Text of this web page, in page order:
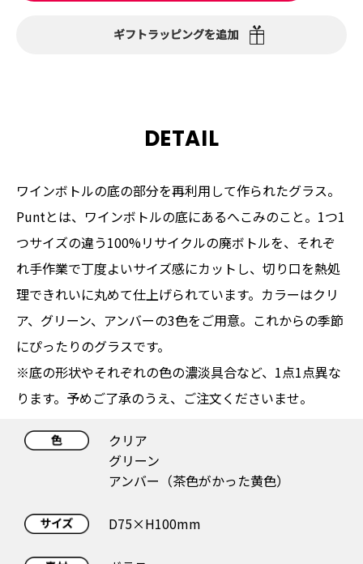
ギフトラッピングを追加
DETAIL
ワインボトルの底の部分を再利用して作られたグラス。
Puntとは、ワインボトルの底にあるへこみのこと。1つ1
つサイズの違う100%リサイクルの廃ボトルを、それぞ
れ手作業で丁度よいサイズ感にカットし、切り口を熱処
理できれいに丸めて仕上げられています。カラーはクリ
ア、グリーン、アンバーの3色をご用意。これからの季節
にぴったりのグラスです。
※底の形状やそれぞれの色の濃淡具合など、1点1点異な
ります。予めご了承のうえ、ご注文くださいませ。
クリア
グリーン
アンバー（茶色がかった黄色）
D75×H100mm